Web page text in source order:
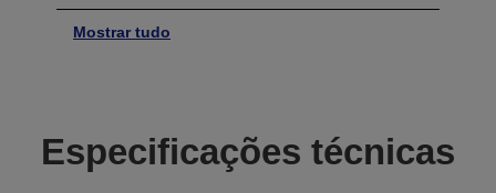
Mostrar tudo
Especificações técnicas